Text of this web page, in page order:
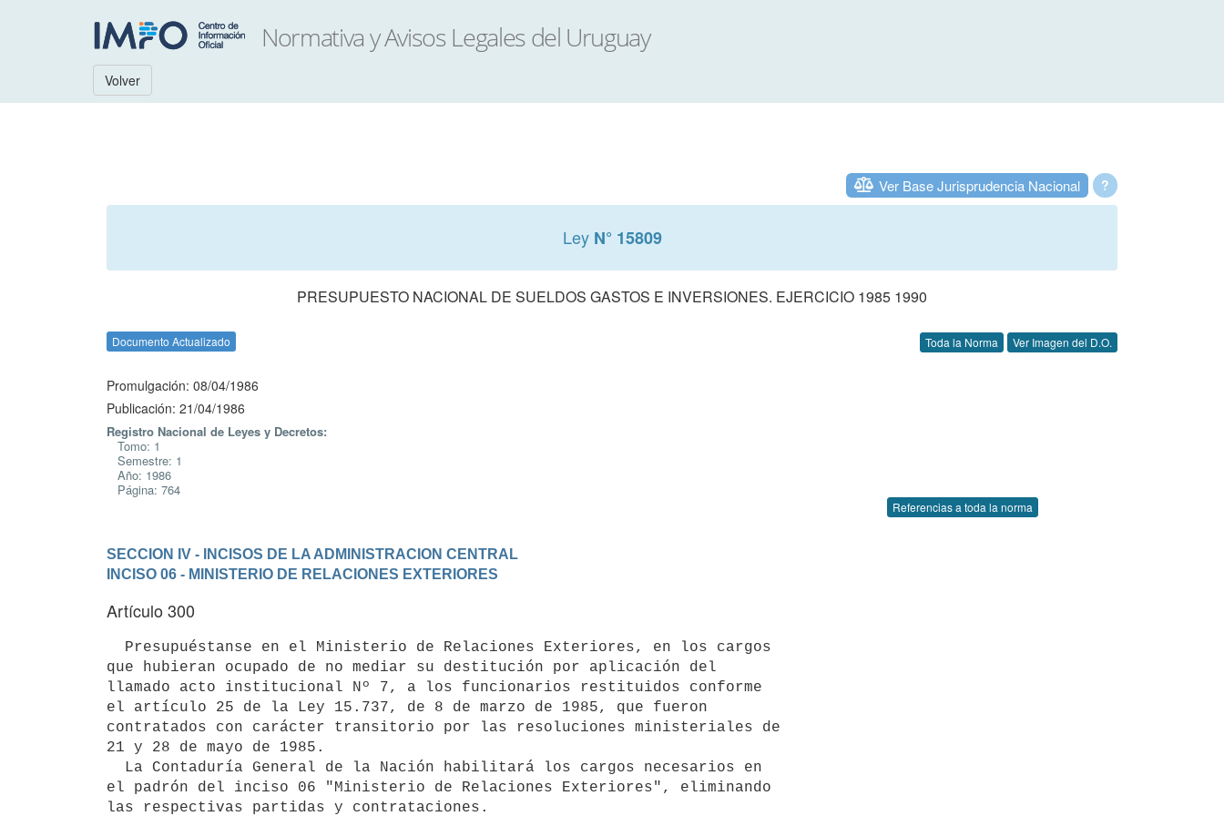
Volver
?
Ver Base Jurisprudencia Nacional
Ley N° 15809
PRESUPUESTO NACIONAL DE SUELDOS GASTOS E INVERSIONES. EJERCICIO 1985 1990
Documento Actualizado Toda la Norma Ver Imagen del D.O.
Promulgación: 08/04/1986
Publicación: 21/04/1986
Registro Nacional de Leyes y Decretos:
Tomo: 1
Semestre: 1
Año: 1986
Página: 764
Referencias a toda la norma
SECCION IV - INCISOS DE LA ADMINISTRACION CENTRAL
INCISO 06 - MINISTERIO DE RELACIONES EXTERIORES
Artículo 300
que hubieran ocupado de no mediar su destitución por aplicación del
llamado acto institucional Nº 7, a los funcionarios restituidos conforme
el artículo 25 de la Ley 15.737, de 8 de marzo de 1985, que fueron
contratados con carácter transitorio por las resoluciones ministeriales de
21 y 28 de mayo de 1985.
el padrón del inciso 06 "Ministerio de Relaciones Exteriores", eliminando